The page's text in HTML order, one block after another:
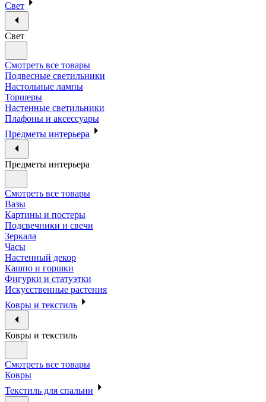
Свет
Свет
Смотреть все товары
Подвесные светильники
Настольные лампы
Торшеры
Настенные светильники
Плафоны и аксессуары
Предметы интерьера
Предметы интерьера
Смотреть все товары
Вазы
Картины и постеры
Подсвечники и свечи
Зеркала
Часы
Настенный декор
Кашпо и горшки
Фигурки и статуэтки
Искусственные растения
Ковры и текстиль
Ковры и текстиль
Смотреть все товары
Ковры
Текстиль для спальни